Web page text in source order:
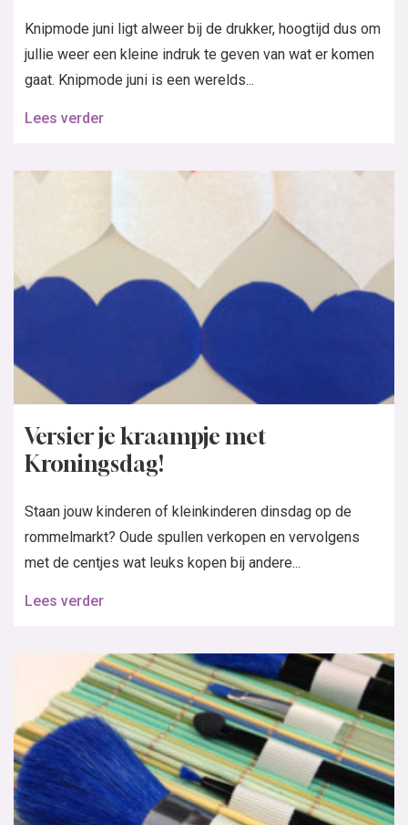
Knipmode juni ligt alweer bij de drukker, hoogtijd dus om
jullie weer een kleine indruk te geven van wat er komen
gaat. Knipmode juni is een werelds...
Lees verder
Versier je kraampje met
Kroningsdag!
Staan jouw kinderen of kleinkinderen dinsdag op de
rommelmarkt? Oude spullen verkopen en vervolgens
met de centjes wat leuks kopen bij andere...
Lees verder